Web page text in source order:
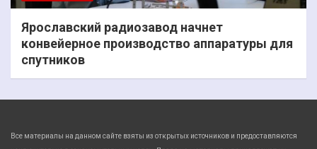
Ярославский радиозавод начнет
конвейерное производство аппаратуры для
спутников
Все материалы на данном сайте взяты из открытых источников и предоставляются